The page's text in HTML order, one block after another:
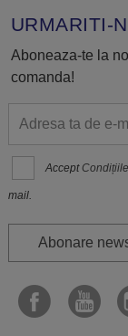
URMARITI-
Aboneaza-te la
comanda!
Accept
mail.
Abonare